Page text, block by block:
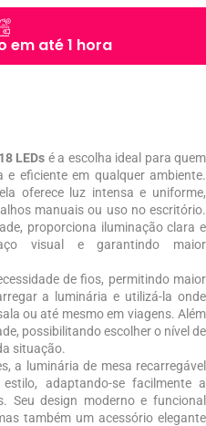
em até 1 hora
LEDs é a escolha ideal para quem
eficiente em qualquer ambiente.
oferece luz intensa e uniforme,
manuais ou uso no escritório.
proporciona iluminação clara e
visual e garantindo maior
de fios, permitindo maior
a luminária e utilizá-la onde
ou até mesmo em viagens. Além
possibilitando escolher o nível de
situação.
a luminária de mesa recarregável
adaptando-se facilmente a
Seu design moderno e funcional
também um acessório elegante